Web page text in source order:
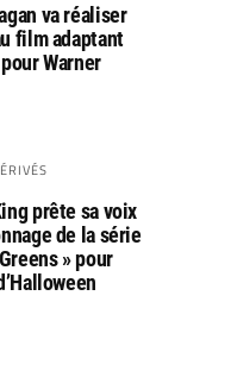
va réaliser
film adaptant
Warner
prête sa voix
de la série
» pour